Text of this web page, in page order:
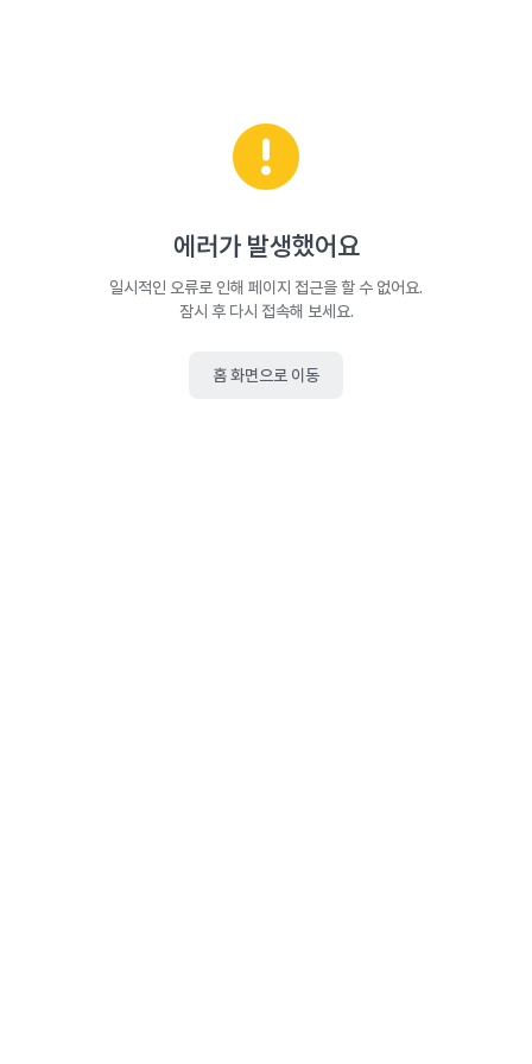
에러가 발생했어요
일시적인 오류로 인해 페이지 접근을 할 수 없어요.
잠시 후 다시 접속해 보세요.
홈 화면으로 이동